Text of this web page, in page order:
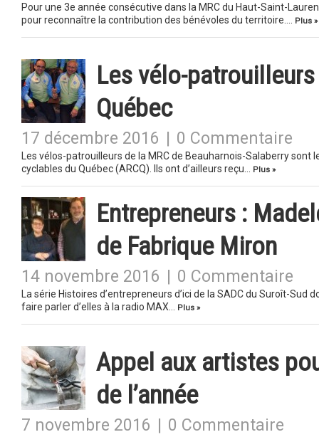
Pour une 3e année consécutive dans la MRC du Haut-Saint-
pour reconnaître la contribution des bénévoles du territoire….
Plus »
Les vélo-
Québec
17 décembre 2016 0 Commentaire
Les vélos-patrouilleurs de la MRC de Beauharnois-Salaberry
cyclables du Québec (ARCQ). Ils ont d’ailleurs reçu…
Plus »
Entrepreneurs :
de Fabrique Miron
14 novembre 2016 0 Commentaire
La série Histoires d’entrepreneurs d’ici de la SADC du Suroît-
faire parler d’elles à la radio MAX…
Plus »
Appel aux artistes
de l’année
7 novembre 2016 0 Commentaire